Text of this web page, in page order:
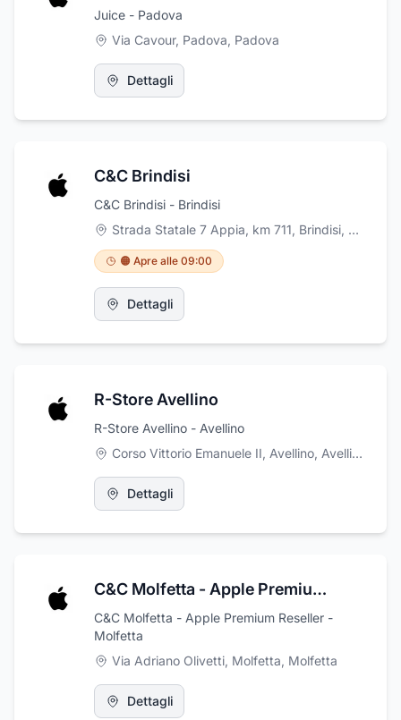
Juice - Padova
Via Cavour, Padova, Padova
Dettagli
C&C Brindisi
C&C Brindisi - Brindisi
Strada Statale 7 Appia, km 711, Brindisi, Brindisi
🟠 Apre alle 09:00
Dettagli
R-Store Avellino
R-Store Avellino - Avellino
Corso Vittorio Emanuele II, Avellino, Avellino
Dettagli
C&C Molfetta - Apple Premium Reseller
C&C Molfetta - Apple Premium Reseller -
Molfetta
Via Adriano Olivetti, Molfetta, Molfetta
Dettagli